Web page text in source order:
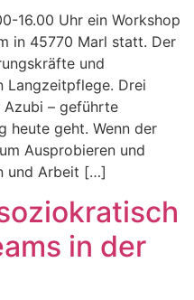
16.00 Uhr ein Workshop
in 45770 Marl statt. Der
und
Langzeitpflege. Drei
Azubi – geführte
heute geht. Wenn der
Ausprobieren und
und Arbeit […]
in der